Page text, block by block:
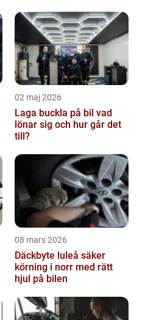
02 maj 2026
Laga buckla på bil vad
lönar sig och hur går det
till?
08 mars 2026
Däckbyte luleå säker
körning i norr med rätt
hjul på bilen